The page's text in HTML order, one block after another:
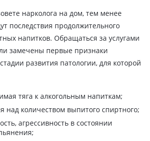
нарколога на дом, тем менее
последствия продолжительного
напитков. Обращаться за услугами
замечены первые признаки
развития патологии, для которой
тяга к алкогольным напиткам;
над количеством выпитого спиртного;
агрессивность в состоянии